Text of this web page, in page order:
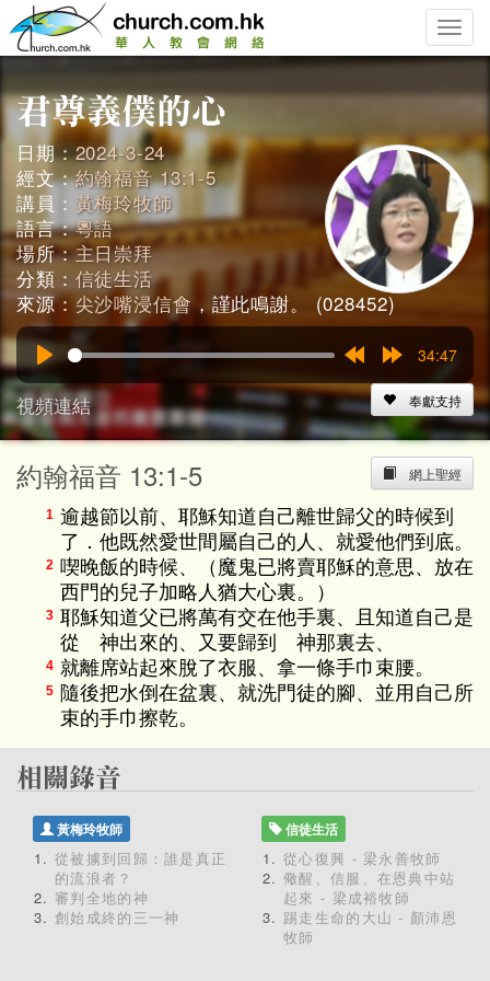
Toggle
日期：2024-3-24
經文：約翰福音 13:1-5
講員： 黃梅玲牧師
語言：粵語
場所：主日崇拜
分類： 信徒生活
來源：尖沙嘴浸信會，謹此鳴謝。 (028452)
Play
15s
15s
34:47
視頻連結 奉獻支持
網上聖經
約翰福音 13:1-5
1 逾越節以前、耶穌知道自己離世歸父的時候到
了．他既然愛世間屬自己的人、就愛他們到底。
2 喫晚飯的時候、（魔鬼已將賣耶穌的意思、放在
西門的兒子加略人猶大心裏。）
3 耶穌知道父已將萬有交在他手裏、且知道自己是
從 神出來的、又要歸到 神那裏去、
4 就離席站起來脫了衣服、拿一條手巾束腰。
5 隨後把水倒在盆裏、就洗門徒的腳、並用自己所
束的手巾擦乾。
黃梅玲牧師
從被擄到回歸：誰是真正
的流浪者？
審判全地的神
創始成終的三一神
信徒生活
從心復興 - 梁永善牧師
儆醒、信服、在恩典中站
起來 - 梁成裕牧師
踢走生命的大山 - 顏沛恩
牧師